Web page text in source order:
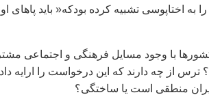
به اختاپوسی تشبيه کرده بودکه« بايد پاهای او
با وجود مسايل فرهنگی و اجتماعی
؟ ترس از چه دارند که اين درخواست را ارايه
ايران منطقی است يا ساختگی؟